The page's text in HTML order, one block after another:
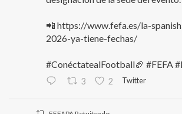
📲 https://www.fefa.es/la-
2026-ya-tiene-fechas/
#ConéctatealFootball🏈 #FEFA
3 2 Twitter